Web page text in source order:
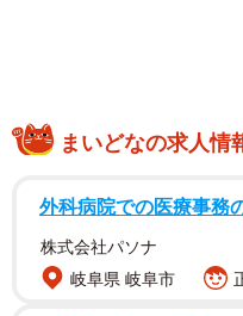
瓦せんべいは開港間もな
佐助が考案。小麦粉に、
た卵、砂糖をふんだんに
まいどなの求人情
外科病院での医療事務
株式会社パソナ
岐阜県 岐阜市